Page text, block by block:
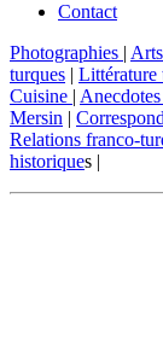
Contact
Photographies | Arts
turques | Littérature
Cuisine |
Mersin |
Relations franco-
historiques |